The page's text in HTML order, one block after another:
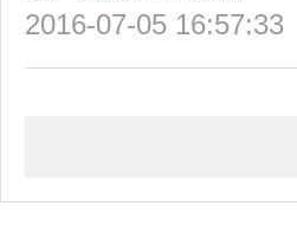
2016-07-05 16:57:33